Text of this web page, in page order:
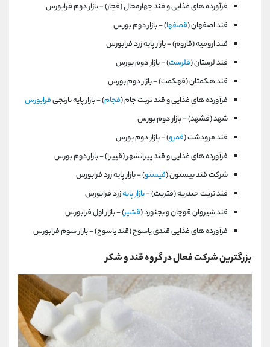
فرآورده های غذايی و قند چهارمحال (قچار) - بازار دوم فرابورس
قند اصفهان‌ (قصفها) - بازار دوم بورس
قند اروميه (قاروم) - بازار پايه زرد فرابورس
قند لرستان‌ (قلرست) - بازار دوم بورس
قند هکمتان‌ (قهكمت) - بازار دوم بورس
فرآورده های غذايی و قند تربت جام‌ (قجام) - بازار پايه نارنجیفرابورس
شهد (قشهد) - بازار دوم بورس
قند مرودشت‌ (قمرو) - بازار دوم بورس
فرآورده های غذایی و قند پیرانشهر (قپيرا) - بازار دوم بورس
شركت قند بيستون (قيستو) - بازار پايه زرد فرابورس
قند تربت حيدريه (قتربت) -بازار پايهزرد فرابورس
قند شيروان قوچان و بجنورد (قشير) - بازار اول فرابورس
فرآورده های غذايی قندی ياسوج (قند ياسوج) - بازار سوم فرابورس
بزرگترین شرکت فعال در گروه قند و شکر